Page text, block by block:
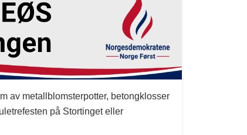
av metallblomsterpotter, betongklosser
på Stortinget eller